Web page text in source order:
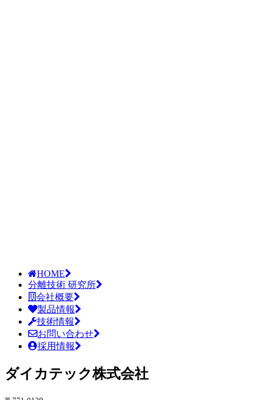
HOME
分離技術 研究所
会社概要
製品情報
技術情報
お問い合わせ
採用情報
ダイカテック株式会社